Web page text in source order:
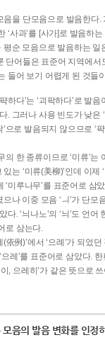
을 단모음으로 발음한다.
‘사과’를 [사가]로 발음하는
평순 모음으로 발음하는 일
단어들은 표준어 지역에서
들어 보기 어렵게 된 것들
하다’는 ‘괴팍하다’로 발
. 그러나 사용 빈도가 낮은
’으로 발음되지 않으므로 ‘
의 한 종류이므로 ‘미류’는
는 ‘미류(美柳)’인데 이제
‘미루나무’를 표준어로 삼
으나 이중 모음 ‘ㅢ’가 단모
다. ‘늬나노’의 ‘늬’도 언어
로 삼는다.
依例)’에서 ‘으례’가 되었던
으레’를 표준어로 삼았다. 한
이, 으레히’가 같은 뜻으로
음의 발음 변화를 인정